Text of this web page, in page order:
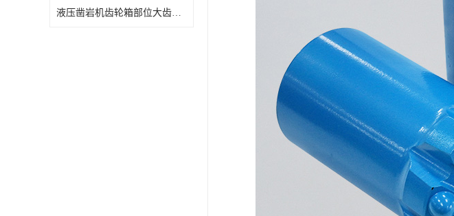
液压凿岩机齿轮箱部位大齿轮 掘进采矿台车18KW液压凿岩机零配件